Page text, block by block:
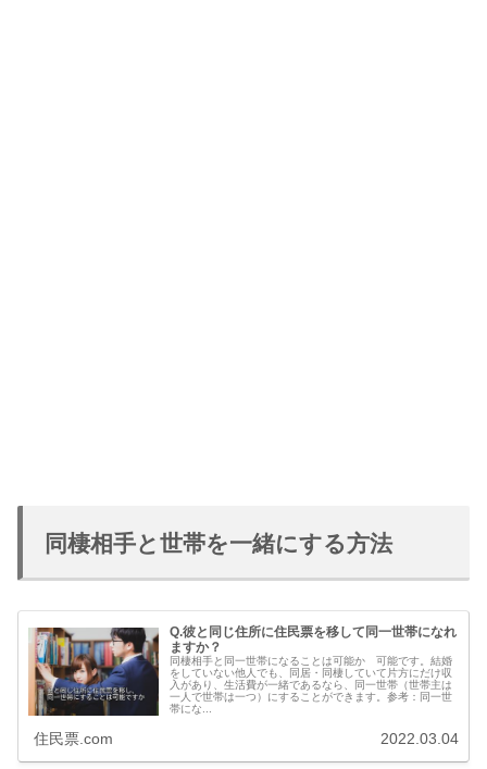
同棲相手と世帯を一緒にする方法
Q.彼と同じ住所に住民票を移して同一世帯になれ
ますか？
同棲相手と同一世帯になることは可能か 可能です。結婚
をしていない他人でも、同居・同棲していて片方にだけ収
入があり、生活費が一緒であるなら、同一世帯（世帯主は
一人で世帯は一つ）にすることができます。参考：同一世
帯にな...
住民票.com 2022.03.04